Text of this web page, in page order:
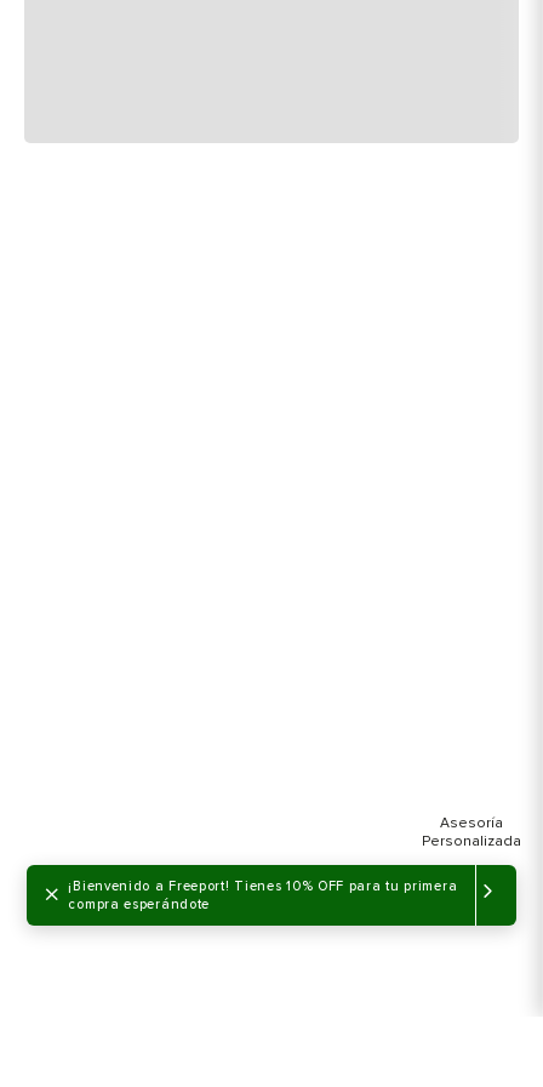
×
¡Bienvenido a Freeport! Tienes 10% OFF para tu primera
compra esperándote